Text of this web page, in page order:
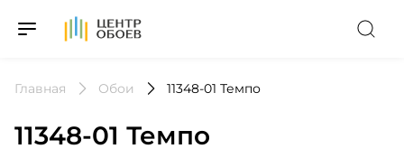
На Главную
Главная Обои 11348-01 Темпо
11348-01 Темпо